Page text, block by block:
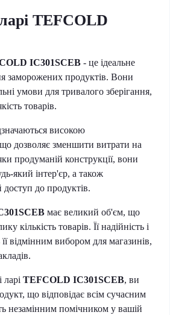
TEFCOLD
IC301SCEB - це ідеальне
заморожених продуктів. Вони
умови для тривалого зберігання,
товарів.
високою
дозволяє зменшити витрати на
продуманій конструкції, вони
який інтер'єр, а також
до продуктів.
має великий об'єм, що
кількість товарів. Її надійність і
її відмінним вибором для магазинів,
TEFCOLD IC301SCEB, ви
що відповідає всім сучасним
незамінним помічником у вашій